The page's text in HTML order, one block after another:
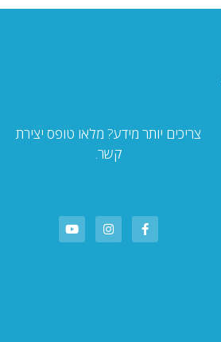
צריכים יותר מידע? מלאו טופס יצירת
קשר.